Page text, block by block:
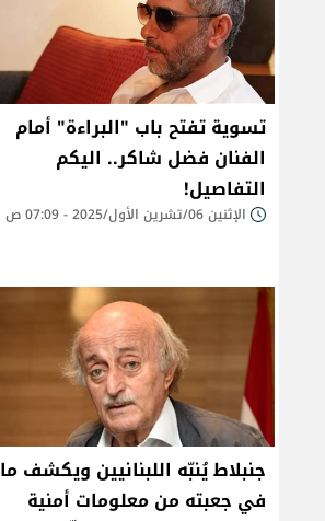
تسوية تفتح باب "البراءة" أمام
الفنان فضل شاكر.. اليكم
التفاصيل!
الإثنين 06/تشرين الأول/2025 - 07:09 ص
جنبلاط يُنبّه اللبنانيين ويكشف ما
في جعبته من معلومات أمنية